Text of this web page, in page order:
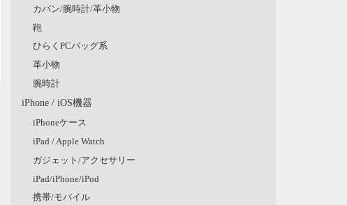
カバン/腕時計/革小物
鞄
ひらくPCバッグ系
革小物
腕時計
iPhone / iOS機器
iPhoneケース
iPad / Apple Watch
ガジェット/アクセサリー
iPad/iPhone/iPod
携帯/モバイル